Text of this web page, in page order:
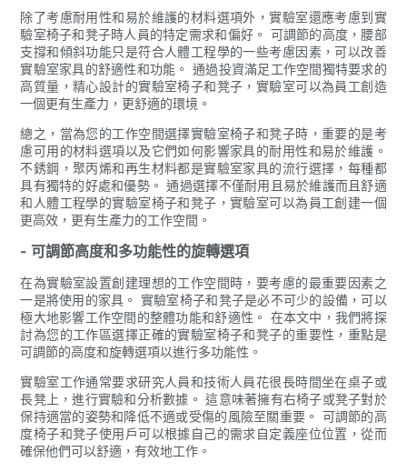
除了考慮耐用性和易於維護的材料選項外，實驗室還應考慮到實
驗室椅子和凳子時人員的特定需求和偏好。 可調節的高度，腰部
支撐和傾斜功能只是符合人體工程學的一些考慮因素，可以改善
實驗室家具的舒適性和功能。 通過投資滿足工作空間獨特要求的
高質量，精心設計的實驗室椅子和凳子，實驗室可以為員工創造
一個更有生產力，更舒適的環境。
總之，當為您的工作空間選擇實驗室椅子和凳子時，重要的是考
慮可用的材料選項以及它們如何影響家具的耐用性和易於維護。
不銹鋼，聚丙烯和再生材料都是實驗室家具的流行選擇，每種都
具有獨特的好處和優勢。 通過選擇不僅耐用且易於維護而且舒適
和人體工程學的實驗室椅子和凳子，實驗室可以為員工創建一個
更高效，更有生產力的工作空間。
- 可調節高度和多功能性的旋轉選項
在為實驗室設置創建理想的工作空間時，要考慮的最重要因素之
一是將使用的家具。 實驗室椅子和凳子是必不可少的設備，可以
極大地影響工作空間的整體功能和舒適性。 在本文中，我們將探
討為您的工作區選擇正確的實驗室椅子和凳子的重要性，重點是
可調節的高度和旋轉選項以進行多功能性。
實驗室工作通常要求研究人員和技術人員花很長時間坐在桌子或
長凳上，進行實驗和分析數據。 這意味著擁有右椅子或凳子對於
保持適當的姿勢和降低不適或受傷的風險至關重要。 可調節的高
度椅子和凳子使用戶可以根據自己的需求自定義座位位置，從而
確保他們可以舒適，有效地工作。